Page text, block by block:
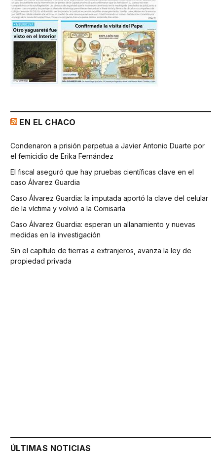
EN EL CHACO
Condenaron a prisión perpetua a Javier Antonio Duarte por
el femicidio de Erika Fernández
El fiscal aseguró que hay pruebas científicas clave en el
caso Álvarez Guardia
Caso Álvarez Guardia: la imputada aportó la clave del celular
de la víctima y volvió a la Comisaría
Caso Álvarez Guardia: esperan un allanamiento y nuevas
medidas en la investigación
Sin el capítulo de tierras a extranjeros, avanza la ley de
propiedad privada
ÚLTIMAS NOTICIAS